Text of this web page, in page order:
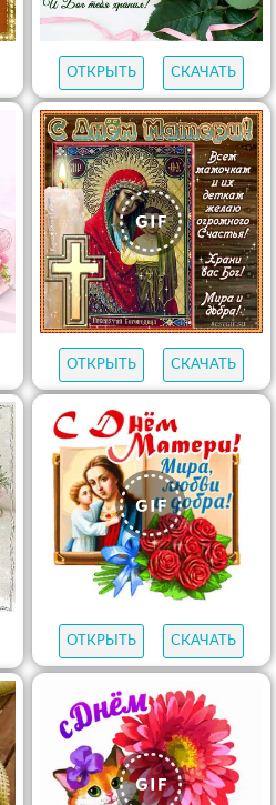
ОТКРЫТЬ СКАЧАТЬ
ОТКРЫТЬ СКАЧАТЬ
ОТКРЫТЬ СКАЧАТЬ